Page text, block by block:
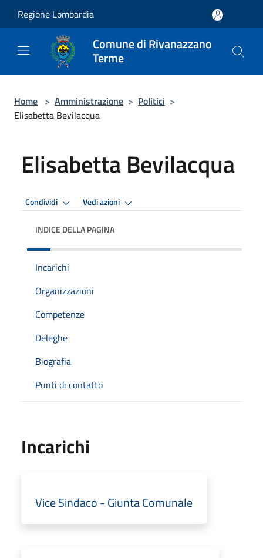
Regione Lombardia
Comune di Rivanazzano
Terme
Home > Amministrazione > Politici >
Elisabetta Bevilacqua
Elisabetta Bevilacqua
Condividi Vedi azioni
INDICE DELLA PAGINA
Incarichi
Organizzazioni
Competenze
Deleghe
Biografia
Punti di contatto
Incarichi
Vice Sindaco - Giunta Comunale